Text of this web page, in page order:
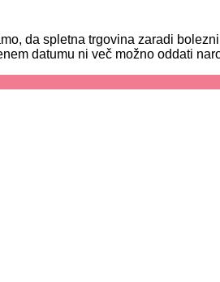
da spletna trgovina zaradi
datumu ni več možno oddati